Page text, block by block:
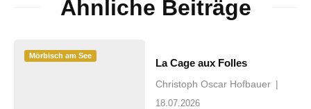
Ähnliche Beiträge
Mörbisch am See
La Cage aux Folles
Christoph Oscar Hofbauer |
18.07.2026